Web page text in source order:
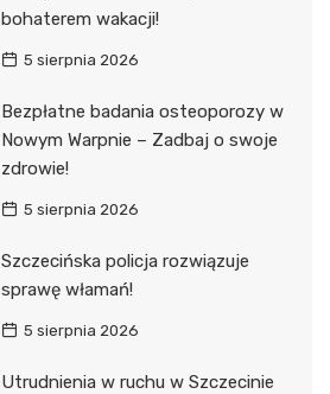
bohaterem wakacji!
5 sierpnia 2026
Bezpłatne badania osteoporozy w
Nowym Warpnie – Zadbaj o swoje
zdrowie!
5 sierpnia 2026
Szczecińska policja rozwiązuje
sprawę włamań!
5 sierpnia 2026
Utrudnienia w ruchu w Szczecinie